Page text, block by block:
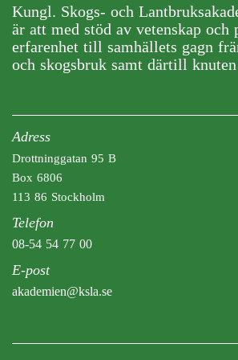
Kungl. Skogs- och
är att med stöd av vetenskap och
erfarenhet till samhällets gagn
och skogsbruk samt därtill
Adress
Drottninggatan 95 B
Box 6806
113 86 Stockholm
Telefon
08-54 54 77 00
E-post
akademien@ksla.se